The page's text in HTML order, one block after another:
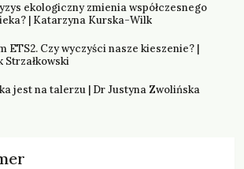
ekologiczny zmienia współczesnego
| Katarzyna Kurska-Wilk
ETS2. Czy wyczyści nasze kieszenie? |
Strzałkowski
jest na talerzu | Dr Justyna Zwolińska